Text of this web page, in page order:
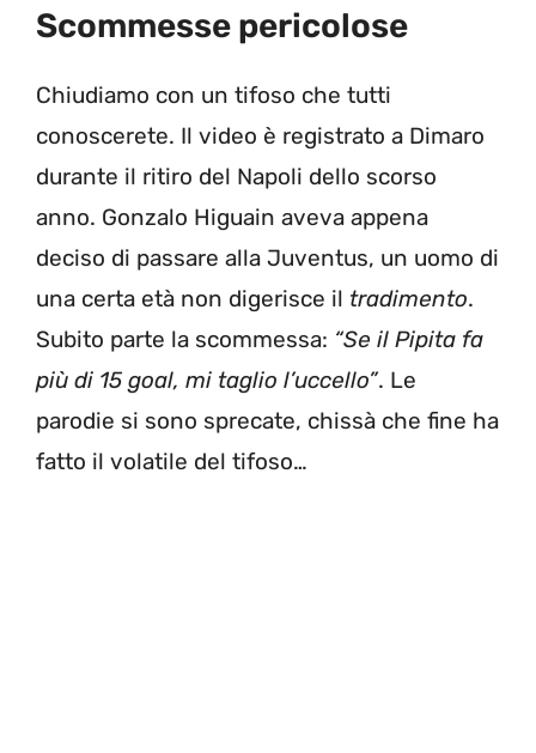
Scommesse pericolose
Chiudiamo con un tifoso che tutti
conoscerete. Il video è registrato a Dimaro
durante il ritiro del Napoli dello scorso
anno. Gonzalo Higuain aveva appena
deciso di passare alla Juventus, un uomo di
una certa età non digerisce il tradimento.
Subito parte la scommessa: “Se il Pipita fa
più di 15 goal, mi taglio l’uccello”. Le
parodie si sono sprecate, chissà che fine ha
fatto il volatile del tifoso…